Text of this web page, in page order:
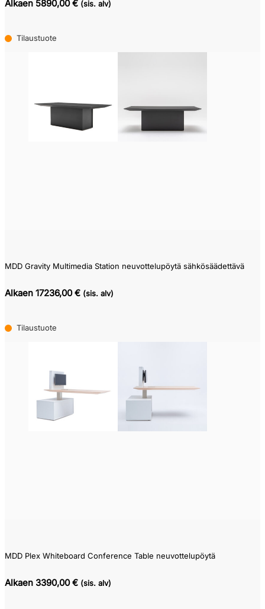
Alkaen 5890,00 € (sis. alv)
Tilaustuote
MDD Gravity Multimedia Station neuvottelupöytä sähkösäädettävä
Alkaen 17236,00 € (sis. alv)
Tilaustuote
MDD Plex Whiteboard Conference Table neuvottelupöytä
Alkaen 3390,00 € (sis. alv)